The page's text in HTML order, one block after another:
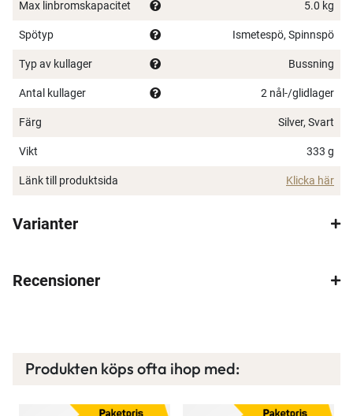
Max linbromskapacitet 5.0 kg
Spötyp Ismetespö, Spinnspö
Typ av kullager Bussning
Antal kullager 2 nål-/glidlager
Färg Silver, Svart
Vikt 333 g
Länk till produktsida Klicka här
Varianter
Recensioner
Produkten köps ofta ihop med: